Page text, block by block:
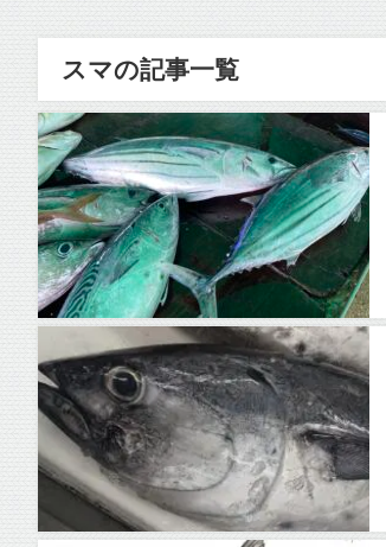
スマの記事一覧